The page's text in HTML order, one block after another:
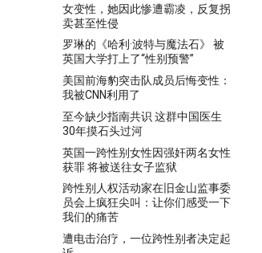
女变性，她因此惨遭霸凌，反复拐
卖甚至性侵
罗琳的《哈利·波特与魔法石》 被
英国大学打上了“性别预警”
美国前海豹突击队成员后悔变性：
我被CNN利用了
至今缺少指南共识 这群中国医生
30年摸石头过河
英国一跨性别女性因强奸两名女性
获罪 将被送往女子监狱
跨性别人权活动家在旧金山监事委
员会上疯狂尖叫：让你们感受一下
我们的痛苦
遭电击治疗，一位跨性别者决定起